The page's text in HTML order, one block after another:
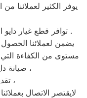
يوفر الكثير لعملائنا
» توافر قطع غيار دايو الاصلية في مركز صيانة دايو بالفيوم .
يضمن لعملائنا
مستوى من الكفاءة التي
صيانة دايو الفيوم المعتمد بالفيوم ،
تقديم الدعم والمشورة ،
لايقتصر الاتصال